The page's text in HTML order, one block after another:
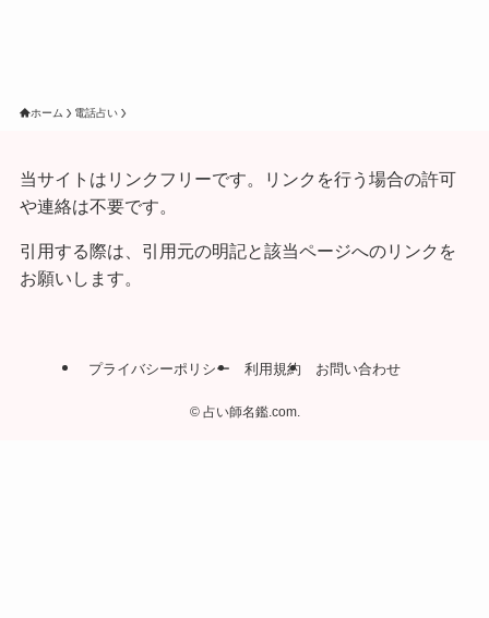
ホーム 電話占い
当サイトはリンクフリーです。リンクを行う場合の許可
や連絡は不要です。
引用する際は、引用元の明記と該当ページへのリンクを
お願いします。
プライバシーポリシー 利用規約 お問い合わせ
©占い師名鑑.com.